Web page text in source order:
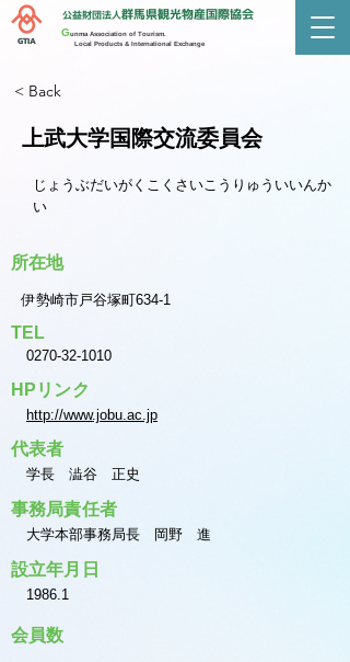
GTIA
公益財団法人群馬県観光物産国際協会
Gunma Association of Tourism.
Local Products & International Exchange
< Back
上武大学国際交流委員会
じょうぶだいがくこくさいこうりゅういいんか
い
所在地
伊勢崎市戸谷塚町634-1
TEL
0270-32-1010
HPリンク
http://www.jobu.ac.jp
代表者
学長 澁谷 正史
事務局責任者
大学本部事務局長 岡野 進
設立年月日
1986.1
会員数